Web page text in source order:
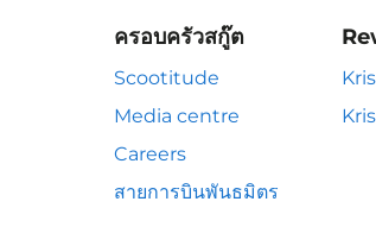
ครอบครัวสกู๊ต
Scootitude
Media centre
Careers
สายการบินพันธมิตร